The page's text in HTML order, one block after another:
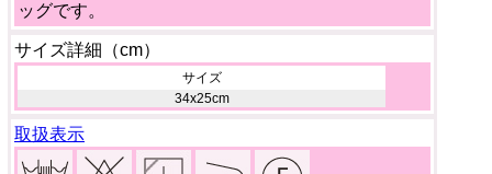
ッグです。
サイズ詳細（cm）
サイズ
34x25cm
取扱表示